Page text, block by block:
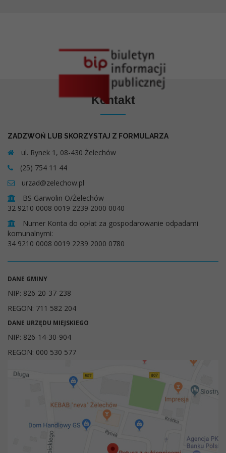
Kontakt
ZADZWOŃ LUB SKORZYSTAJ Z FORMULARZA
ul. Rynek 1, 08-430 Żelechów
(25) 754 11 44
urzad@zelechow.pl
BS Garwolin O/Żelechów
32 9210 0008 0019 2239 2000 0040
Numer Konta do opłat za gospodarowanie odpadami
komunalnymi:
34 9210 0008 0019 2239 2000 0780
DANE GMINY
NIP: 826-20-37-238
REGON: 711 582 204
DANE URZĘDU MIEJSKIEGO
NIP: 826-14-30-904
REGON: 000 530 577